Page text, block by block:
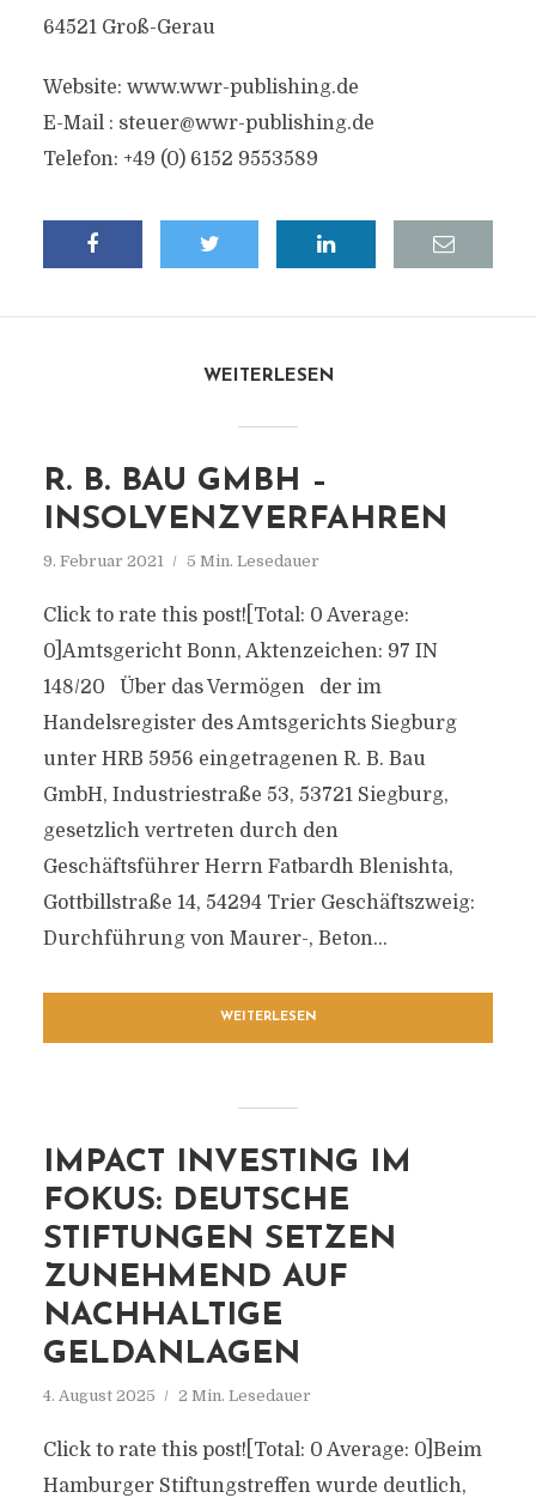
64521 Groß-Gerau
Website: www.wwr-publishing.de
E-Mail : steuer@wwr-publishing.de
Telefon: +49 (0) 6152 9553589
WEITERLESEN
R. B. BAU GMBH –
INSOLVENZVERFAHREN
9. Februar 2021 5 Min. Lesedauer
Click to rate this post![Total: 0 Average:
0]Amtsgericht Bonn, Aktenzeichen: 97 IN
148/20 Über das Vermögen der im
Handelsregister des Amtsgerichts Siegburg
unter HRB 5956 eingetragenen R. B. Bau
GmbH, Industriestraße 53, 53721 Siegburg,
gesetzlich vertreten durch den
Geschäftsführer Herrn Fatbardh Blenishta,
Gottbillstraße 14, 54294 Trier Geschäftszweig:
Durchführung von Maurer-, Beton...
WEITERLESEN
IMPACT INVESTING IM
FOKUS: DEUTSCHE
STIFTUNGEN SETZEN
ZUNEHMEND AUF
NACHHALTIGE
GELDANLAGEN
4. August 2025 2 Min. Lesedauer
Click to rate this post![Total: 0 Average: 0]Beim
Hamburger Stiftungstreffen wurde deutlich,